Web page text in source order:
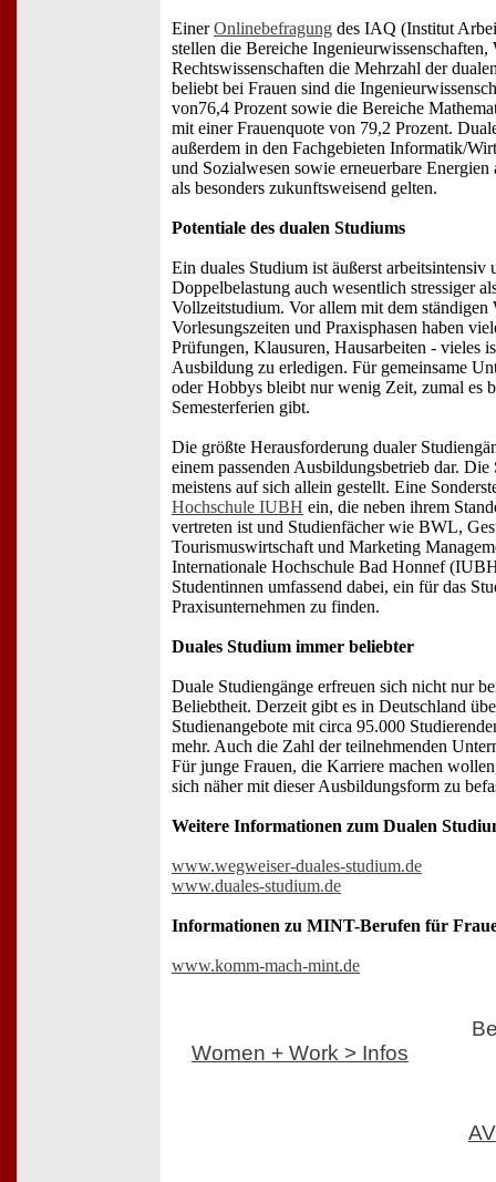
EinerOnlinebefragung des IAQ (Institut
stellen die Bereiche
Rechtswissenschaften die Mehrzahl der
beliebt bei Frauen sind die
von76,4 Prozent sowie die Bereiche
mit einer Frauenquote von 79,2 Prozent.
außerdem in den Fachgebieten Informatik/
und Sozialwesen sowie erneuerbare
als besonders zukunftsweisend gelten.
Potentiale des dualen Studiums
Ein duales Studium ist äußerst arbeitsintensiv
Doppelbelastung auch wesentlich stressiger
Vollzeitstudium. Vor allem mit dem ständigen
Vorlesungszeiten und Praxisphasen haben
Prüfungen, Klausuren, Hausarbeiten - vieles
Ausbildung zu erledigen. Für gemeinsame
oder Hobbys bleibt nur wenig Zeit, zumal es
Semesterferien gibt.
Die größte Herausforderung dualer
einem passenden Ausbildungsbetrieb dar.
meistens auf sich allein gestellt. Eine
Hochschule IUBH ein, die neben ihrem
vertreten ist und Studienfächer wie BWL,
Tourismuswirtschaft und Marketing
Internationale Hochschule Bad Honnef
Studentinnen umfassend dabei, ein für das
Praxisunternehmen zu finden.
Duales Studium immer beliebter
Duale Studiengänge erfreuen sich nicht nur
Beliebtheit. Derzeit gibt es in Deutschland
Studienangebote mit circa 95.000
mehr. Auch die Zahl der teilnehmenden
Für junge Frauen, die Karriere machen
sich näher mit dieser Ausbildungsform zu
Weitere Informationen zum Dualen
www.wegweiser-duales-studium.de
www.duales-studium.de
Informationen zu MINT-Berufen für
www.komm-mach-mint.de
Women + Work > Infos